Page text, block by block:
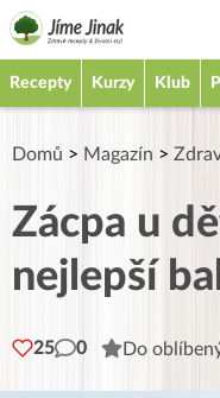
Recepty Kurzy Klub
Domů > Magazín >
Zácpa u
nejlepší
25 0 Do